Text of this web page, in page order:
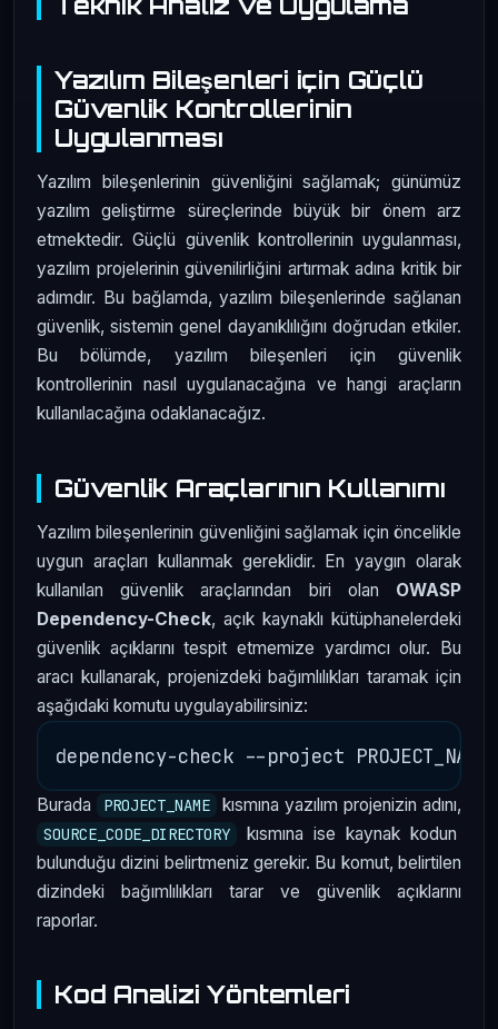
Yazılım Bileşenleri için Güçlü
Güvenlik Kontrollerinin
Uygulanması
Yazılım bileşenlerinin güvenliğini sağlamak; günümüz
yazılım geliştirme süreçlerinde büyük bir önem arz
etmektedir. Güçlü güvenlik kontrollerinin uygulanması,
yazılım projelerinin güvenilirliğini artırmak adına kritik bir
adımdır. Bu bağlamda, yazılım bileşenlerinde sağlanan
güvenlik, sistemin genel dayanıklılığını doğrudan etkiler.
Bu bölümde, yazılım bileşenleri için güvenlik
kontrollerinin nasıl uygulanacağına ve hangi araçların
kullanılacağına odaklanacağız.
Güvenlik Araçlarının Kullanımı
Yazılım bileşenlerinin güvenliğini sağlamak için öncelikle
uygun araçları kullanmak gereklidir. En yaygın olarak
kullanılan güvenlik araçlarından biri olan OWASP
Dependency-Check, açık kaynaklı kütüphanelerdeki
güvenlik açıklarını tespit etmemize yardımcı olur. Bu
aracı kullanarak, projenizdeki bağımlılıkları taramak için
aşağıdaki komutu uygulayabilirsiniz:
Burada PROJECT_NAME kısmına yazılım projenizin adını,
SOURCE_CODE_DIRECTORY
kısmına ise kaynak kodun
bulunduğu dizini belirtmeniz gerekir. Bu komut, belirtilen
dizindeki bağımlılıkları tarar ve güvenlik açıklarını
raporlar.
Kod Analizi Yöntemleri